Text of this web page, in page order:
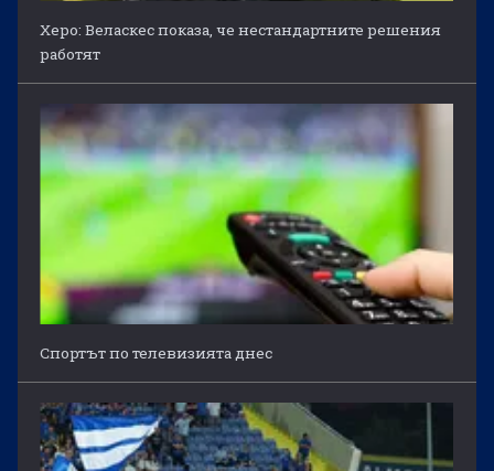
Херо: Веласкес показа, че нестандартните решения
работят
Спортът по телевизията днес